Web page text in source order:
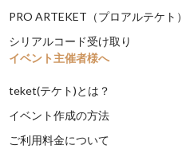
PRO ARTEKET（プロアルテケト）
シリアルコード受け取り
イベント主催者様へ
teket(テケト)とは？
イベント作成の方法
ご利用料金について